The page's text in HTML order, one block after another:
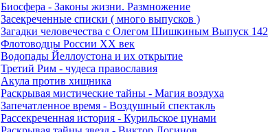
Биосфера - Законы жизни. Размножение
Засекреченные списки ( много выпусков )
Загадки человечества с Олегом Шишкиным Выпуск 142
Флотоводцы России ХХ век
Водопады Йеллоустона и их открытие
Третий Рим - чудеса православия
Акула против хищника
Раскрывая мистические тайны - Магия воздуха
Запечатленное время - Воздушный спектакль
Рассекреченная история - Курильское цунами